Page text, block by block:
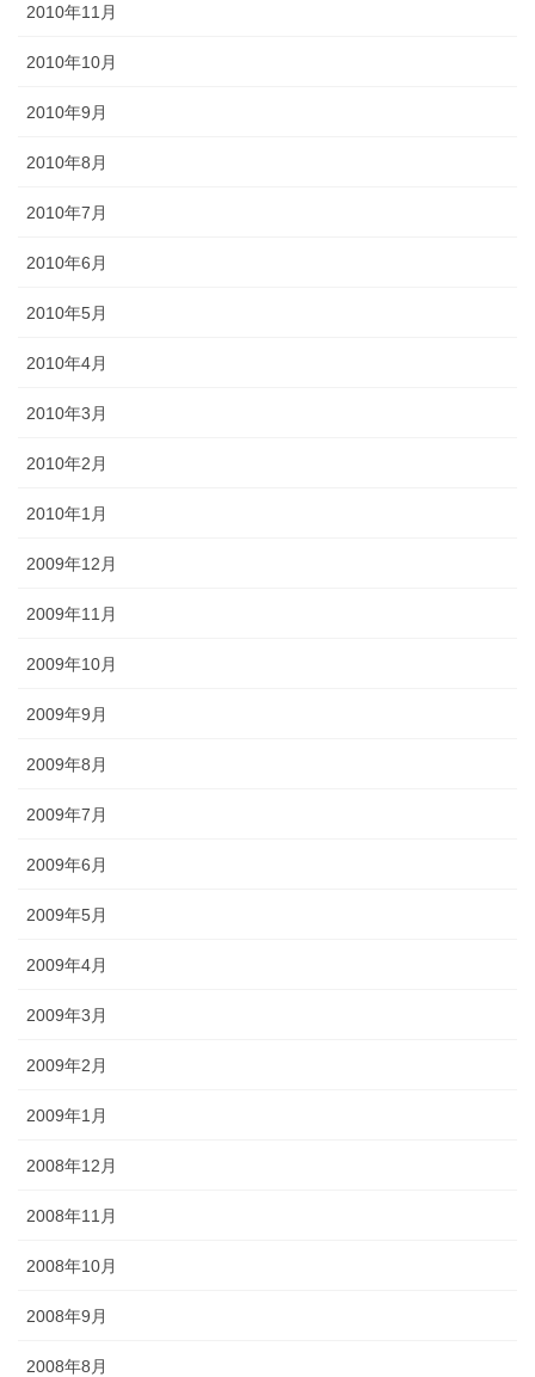
2010年11月
2010年10月
2010年9月
2010年8月
2010年7月
2010年6月
2010年5月
2010年4月
2010年3月
2010年2月
2010年1月
2009年12月
2009年11月
2009年10月
2009年9月
2009年8月
2009年7月
2009年6月
2009年5月
2009年4月
2009年3月
2009年2月
2009年1月
2008年12月
2008年11月
2008年10月
2008年9月
2008年8月